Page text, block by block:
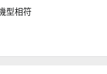
型相符